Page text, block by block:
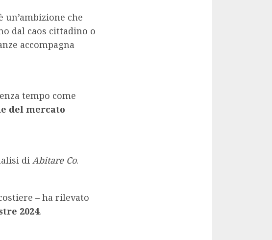
un’ambizione che
dal caos cittadino o
accompagna
tempo come
del mercato
di Abitare Co.
– ha rilevato
2024.